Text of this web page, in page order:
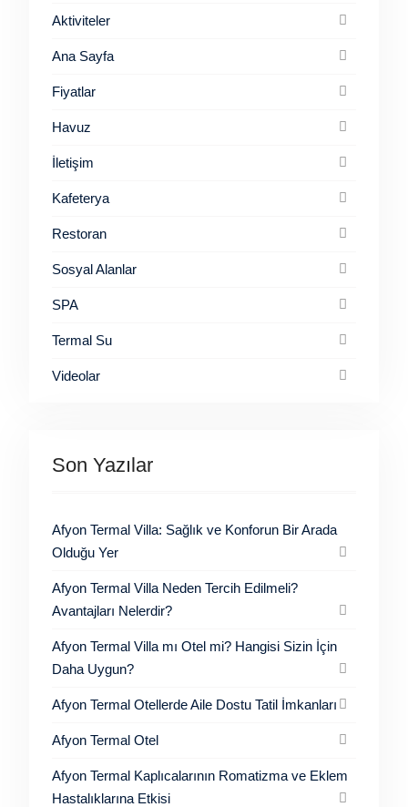
Aktiviteler
Ana Sayfa
Fiyatlar
Havuz
İletişim
Kafeterya
Restoran
Sosyal Alanlar
SPA
Termal Su
Videolar
Son Yazılar
Afyon Termal Villa: Sağlık ve Konforun Bir Arada
Olduğu Yer
Afyon Termal Villa Neden Tercih Edilmeli?
Avantajları Nelerdir?
Afyon Termal Villa mı Otel mi? Hangisi Sizin İçin
Daha Uygun?
Afyon Termal Otellerde Aile Dostu Tatil İmkanları
Afyon Termal Otel
Afyon Termal Kaplıcalarının Romatizma ve Eklem
Hastalıklarına Etkisi